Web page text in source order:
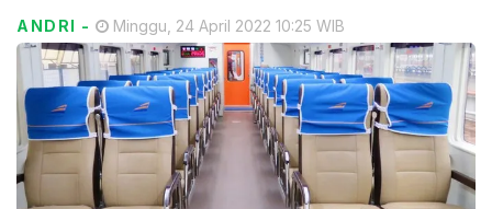
ANDRI - Minggu, 24 April 2022 10:25 WIB